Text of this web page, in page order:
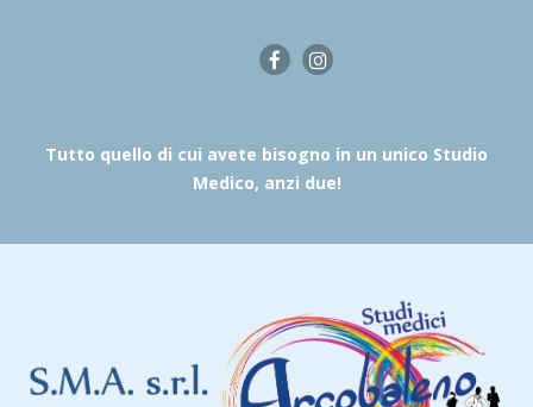
Tutto quello di cui avete bisogno in un unico Studio
Medico, anzi due!